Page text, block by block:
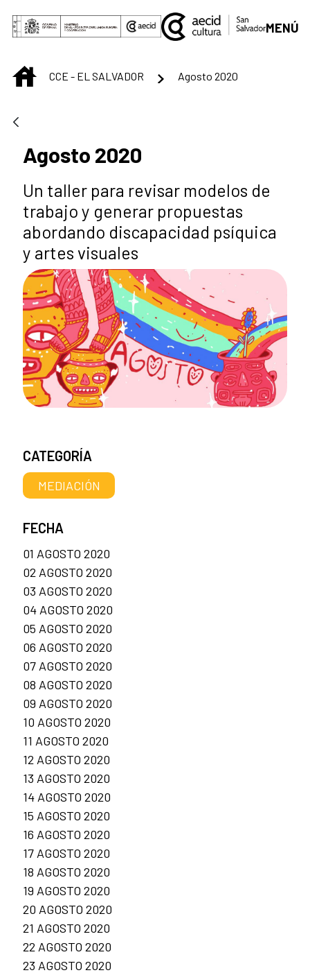
Saltar al contenido principal
MENÚ
INICIOCCE - EL SALVADOR Agosto 2020
Agosto 2020
Un taller para revisar modelos de
trabajo y generar propuestas
abordando discapacidad psíquica
y artes visuales
CATEGORÍA
MEDIACIÓN
FECHA
01 AGOSTO 2020
02 AGOSTO 2020
03 AGOSTO 2020
04 AGOSTO 2020
05 AGOSTO 2020
06 AGOSTO 2020
07 AGOSTO 2020
08 AGOSTO 2020
09 AGOSTO 2020
10 AGOSTO 2020
11 AGOSTO 2020
12 AGOSTO 2020
13 AGOSTO 2020
14 AGOSTO 2020
15 AGOSTO 2020
16 AGOSTO 2020
17 AGOSTO 2020
18 AGOSTO 2020
19 AGOSTO 2020
20 AGOSTO 2020
21 AGOSTO 2020
22 AGOSTO 2020
23 AGOSTO 2020